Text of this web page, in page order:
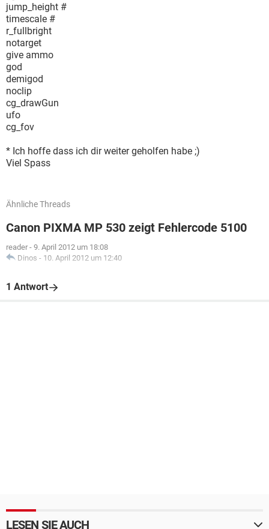
jump_height #
timescale #
r_fullbright
notarget
give ammo
god
demigod
noclip
cg_drawGun
ufo
cg_fov
* Ich hoffe dass ich dir weiter geholfen habe ;)
Viel Spass
Ähnliche Threads
Canon PIXMA MP 530 zeigt Fehlercode 5100
reader - 9. April 2012 um 18:08
Dinos - 10. April 2012 um 12:40
1 Antwort
LESEN SIE AUCH